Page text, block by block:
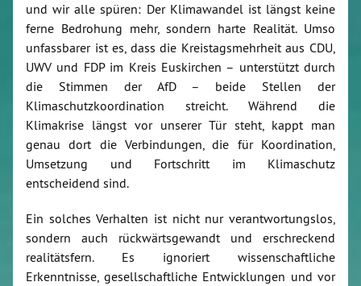
und wir alle spüren: Der Klimawandel ist längst keine
ferne Bedrohung mehr, sondern harte Realität. Umso
unfassbarer ist es, dass die Kreistagsmehrheit aus CDU,
UWV und FDP im Kreis Euskirchen – unterstützt durch
die Stimmen der AfD – beide Stellen der
Klimaschutzkoordination streicht. Während die
Klimakrise längst vor unserer Tür steht, kappt man
genau dort die Verbindungen, die für Koordination,
Umsetzung und Fortschritt im Klimaschutz
entscheidend sind.
Ein solches Verhalten ist nicht nur verantwortungslos,
sondern auch rückwärtsgewandt und erschreckend
realitätsfern. Es ignoriert wissenschaftliche
Erkenntnisse, gesellschaftliche Entwicklungen und vor